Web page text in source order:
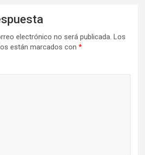
electrónico no será publicada. Los
están marcados con *